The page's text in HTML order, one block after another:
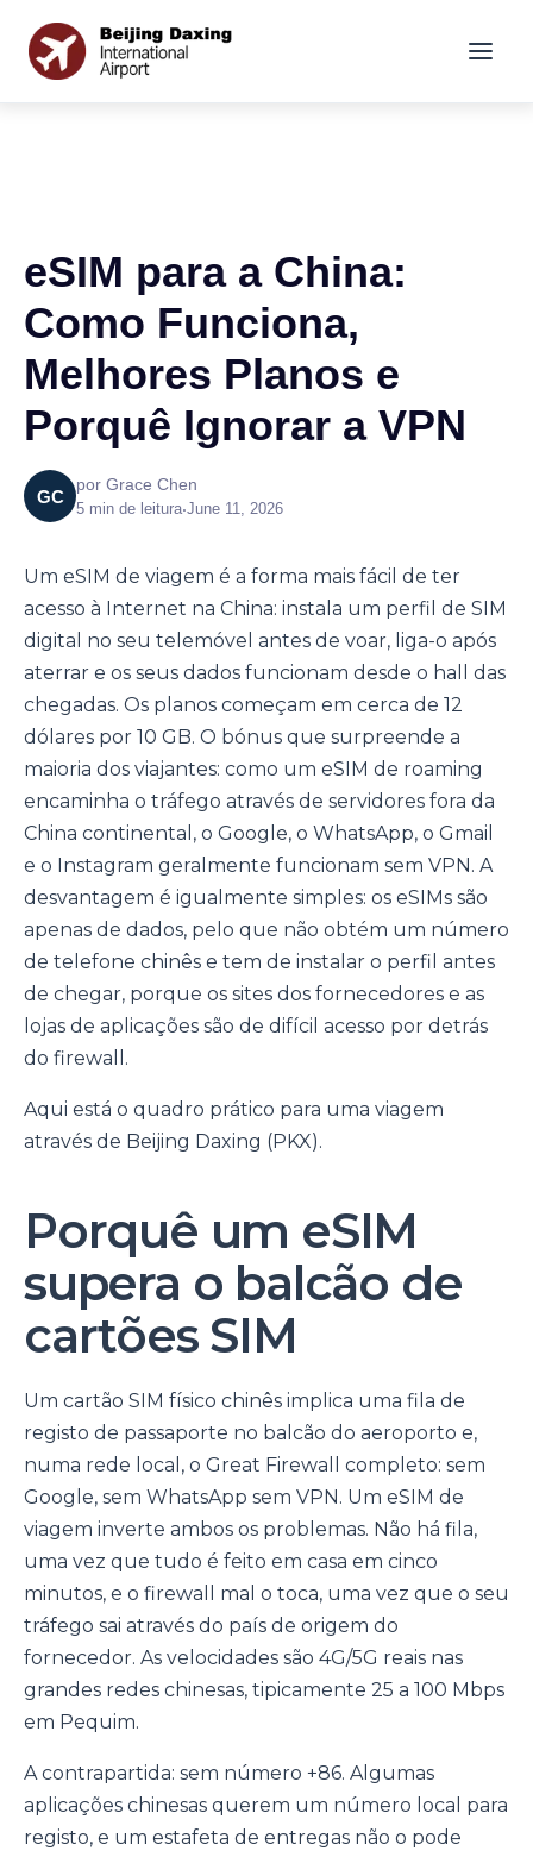
eSIM para a China:
Como Funciona,
Melhores Planos e
Porquê Ignorar a VPN
GC
por Grace Chen
5 min de leitura•June 11, 2026
Um eSIM de viagem é a forma mais fácil de ter
acesso à Internet na China: instala um perfil de SIM
digital no seu telemóvel antes de voar, liga-o após
aterrar e os seus dados funcionam desde o hall das
chegadas. Os planos começam em cerca de 12
dólares por 10 GB. O bónus que surpreende a
maioria dos viajantes: como um eSIM de roaming
encaminha o tráfego através de servidores fora da
China continental, o Google, o WhatsApp, o Gmail
e o Instagram geralmente funcionam sem VPN. A
desvantagem é igualmente simples: os eSIMs são
apenas de dados, pelo que não obtém um número
de telefone chinês e tem de instalar o perfil antes
de chegar, porque os sites dos fornecedores e as
lojas de aplicações são de difícil acesso por detrás
do firewall.
Aqui está o quadro prático para uma viagem
através de Beijing Daxing (PKX).
Porquê um eSIM
supera o balcão de
cartões SIM
Um cartão SIM físico chinês implica uma fila de
registo de passaporte no balcão do aeroporto e,
numa rede local, o Great Firewall completo: sem
Google, sem WhatsApp sem VPN. Um eSIM de
viagem inverte ambos os problemas. Não há fila,
uma vez que tudo é feito em casa em cinco
minutos, e o firewall mal o toca, uma vez que o seu
tráfego sai através do país de origem do
fornecedor. As velocidades são 4G/5G reais nas
grandes redes chinesas, tipicamente 25 a 100 Mbps
em Pequim.
A contrapartida: sem número +86. Algumas
aplicações chinesas querem um número local para
registo, e um estafeta de entregas não o pode